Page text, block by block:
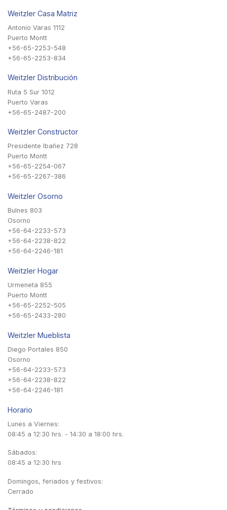
Weitzler Casa Matriz
Antonio Varas 1112
Puerto Montt
+56-65-2253-548
+56-65-2253-834
Weitzler Distribución
Ruta 5 Sur 1012
Puerto Varas
+56-65-2487-200
Weitzler Constructor
Presidente Ibañez 728
Puerto Montt
+56-65-2254-067
+56-65-2267-386
Weitzler Osorno
Bulnes 803
Osorno
+56-64-2233-573
+56-64-2238-822
+56-64-2246-181
Weitzler Hogar
Urmeneta 855
Puerto Montt
+56-65-2252-505
+56-65-2433-280
Weitzler Mueblista
Diego Portales 850
Osorno
+56-64-2233-573
+56-64-2238-822
+56-64-2246-181
Horario
Lunes a Viernes:
08:45 a 12:30 hrs. - 14:30 a 18:00 hrs.
Sábados:
08:45 a 12:30 hrs
Domingos, feriados y festivos:
Cerrado